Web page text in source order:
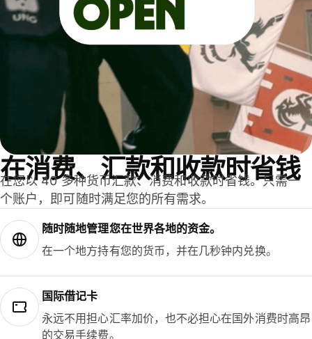
在消费、汇款和收款时省钱
在您以 40 多种货币汇款、消费和收款时省钱。只需一
个账户，即可随时满足您的所有需求。
随时随地管理您在世界各地的资金。
在一个地方持有您的货币，并在几秒钟内兑换。
国际借记卡
永远不用担心汇率加价，也不必担心在国外消费时高昂
的交易手续费。